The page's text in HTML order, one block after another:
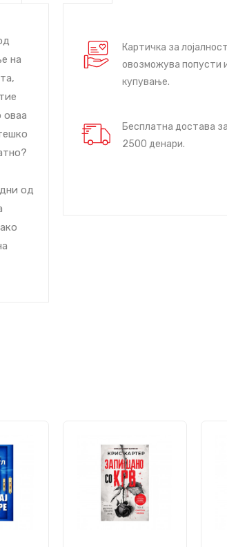
на
оваа
од
Картичка за
овозможува попусти
купување.
Бесплатна достава
2500 денари.